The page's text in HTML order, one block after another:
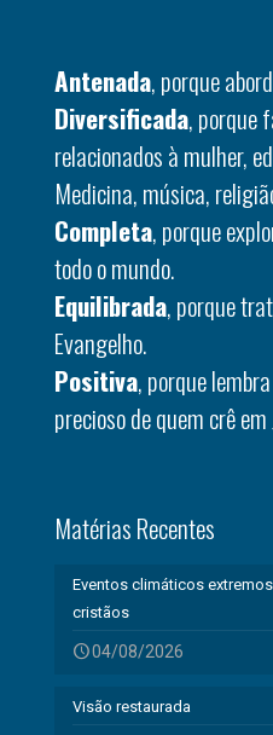
Antenada, porque
Diversificada, porque
relacionados à mulher,
Medicina, música,
Completa, porque
todo o mundo.
Equilibrada, porque
Evangelho.
Positiva, porque
precioso de quem crê
Matérias Recentes
Eventos climáticos
cristãos
04/08/2026
Visão restaurada